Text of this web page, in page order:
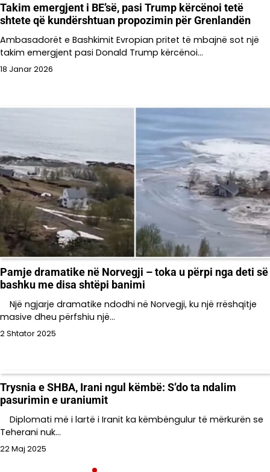
Takim emergjent i BE’së, pasi Trump kërcënoi tetë
shtete që kundërshtuan propozimin për Grenlandën
Ambasadorët e Bashkimit Evropian pritet të mbajnë sot një
takim emergjent pasi Donald Trump kërcënoi…
18 Janar 2026
Pamje dramatike në Norvegji – toka u përpi nga deti së
bashku me disa shtëpi banimi
Një ngjarje dramatike ndodhi në Norvegji, ku një rrëshqitje
masive dheu përfshiu një…
2 Shtator 2025
Trysnia e SHBA, Irani ngul këmbë: S’do ta ndalim
pasurimin e uraniumit
Diplomati më i lartë i Iranit ka këmbëngulur të mërkurën se
Teherani nuk…
22 Maj 2025